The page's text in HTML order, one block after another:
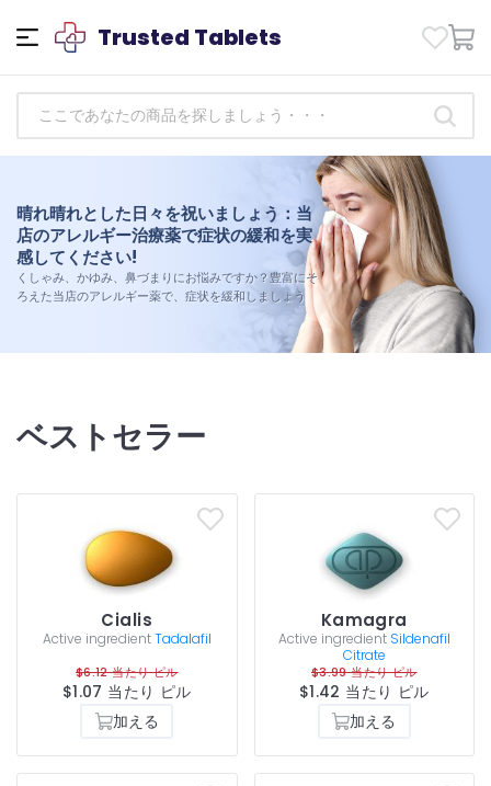
Trusted Tablets
晴れ晴れとした日々を祝いましょう：当
店のアレルギー治療薬で症状の緩和を実
感してください!
くしゃみ、かゆみ、鼻づまりにお悩みですか？豊富にそ
ろえた当店のアレルギー薬で、症状を緩和しましょう
健康改善：信頼できる抗生物質医薬品に
今すぐゲットしましょう!
今日から健康管理を始めましょう。信頼できる当店の抗
生物質医薬品のセレクションから薬を購入し、ウェルネ
スな日々に向けて服用する高品質で信頼性の高い薬によ
る体の違いを体験してください。
ベストセラー
Cialis
Active ingredientTadalafil
$6.12 当たり ピル
$1.07 当たり ピル
加える
Kamagra
Active ingredient Sildenafil
Citrate
$3.99 当たり ピル
$1.42 当たり ピル
加える